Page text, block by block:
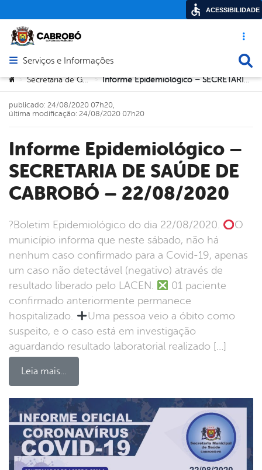
Acesso
Abrir menu principal de navegação
Serviços e Informações
Você está aqui:
> Secretaria de Governo > Informe Epidemiológico – SECRETARIA DE SAÚDE DE CABROBÓ – 22/08/2020
Informe Epidemiológico –
SECRETARIA DE SAÚDE DE
CABROBÓ – 22/08/2020
?Boletim Epidemiológico do dia 22/08/2020.
O
município informa que neste sábado, não há
nenhum caso confirmado para a Covid-19, apenas
um caso não detectável (negativo) através de
resultado liberado pelo LACEN.
01 paciente
confirmado anteriormente permanece
hospitalizado.
Uma pessoa veio a óbito como
suspeito, e o caso está em investigação
aguardando resultado laboratorial realizado […]
Leia mais…
publicado: 24/08/2020 07h20,
última modificação: 24/08/2020 07h20
ACESSIBILIDADE